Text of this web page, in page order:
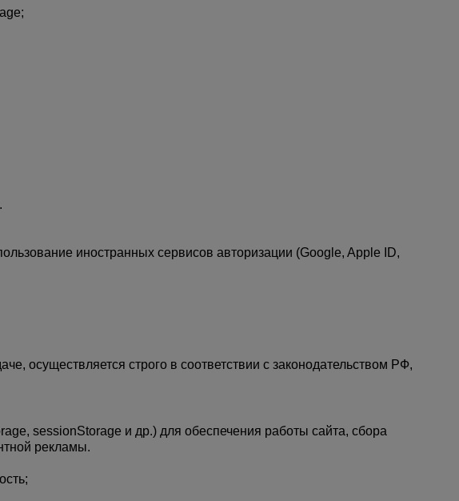
иностранных сервисов авторизации (Google, Apple ID,
осуществляется строго в соответствии с законодательством РФ,
sessionStorage и др.) для обеспечения работы сайта, сбора
рекламы.